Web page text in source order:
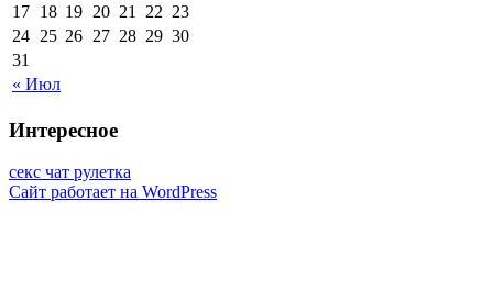
« Июл
17 18 19 20 21 22 23
24 25 26 27 28 29 30
31
Интересное
секс чат рулетка
Сайт работает на WordPress